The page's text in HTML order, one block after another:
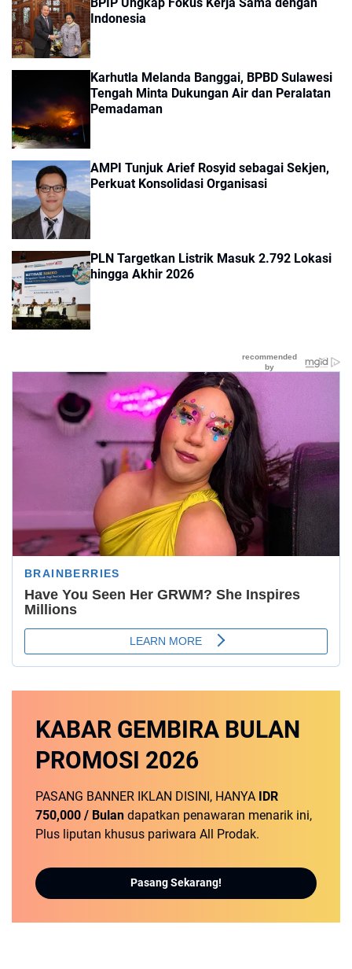
Indonesia
Karhutla Melanda Banggai, BPBD Sulawesi
Tengah Minta Dukungan Air dan Peralatan
Pemadaman
AMPI Tunjuk Arief Rosyid sebagai Sekjen,
Perkuat Konsolidasi Organisasi
PLN Targetkan Listrik Masuk 2.792 Lokasi
hingga Akhir 2026
KABAR GEMBIRA BULAN
PROMOSI 2026
PASANG BANNER IKLAN DISINI, HANYA IDR
750,000 / Bulan dapatkan penawaran menarik ini,
Plus liputan khusus pariwara All Prodak.
Pasang Sekarang!